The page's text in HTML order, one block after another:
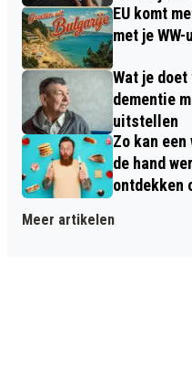
EU komt
met je
Wat je
dementie
uitstellen
Zo kan
de hand
ontdekken
Meer artikelen